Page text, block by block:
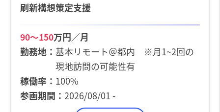
刷新構想策定支援
90〜150万円／月
勤務地
基本リモート＠都内 ※月1~2回の
現地訪問の可能性有
稼働率
100%
参画期間
2026/08/01 -